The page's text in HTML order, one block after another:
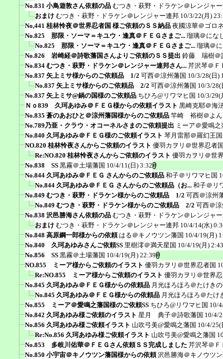
No.831 小鳥遊敦さん依頼の品 むつき・萩野・ドラケン＠レンジャ
おまけ むつき・萩野・ドラケン＠レンジャー連邦 10/3/22(月)
No,441 桂林怜夜＠世界忍者国 様ご依頼のＳＳ納品 夜國涼華＠ゴロ
No.825 那限・ソーマ＝キユウ・逢真＠ＦＥＧさまご... 瑠璃＠にな
No.825 那限・ソーマ＝キユウ・逢真＠ＦＥＧさまご... 瑠璃＠
No.826 岩崎経＠詩歌藩国さんよりご依頼のＳＳ提出 鈴藤 瑞樹＠
No.834 むつき・萩野・ドラケン＠レンジャー連邦さん... 芹沢琴＠Ｆ
No.837 矢上ミサ様からのご依頼品 1/2 可西＠涼州藩国 10/3/28(日)
No.837 矢上ミサ様からのご依頼品 2/2 可西＠涼州藩国 10/3/28(
No.837 矢上ミサ@鍋の国様のご依頼品 ちひろ@リワマヒ国 10/3/29(
Ｎｏ839 久珂あゆみ＠ＦＥＧ様からの依頼イラスト 黒崎克耶＠海
No.835 蒼のあおひと＠涼州藩国様からのご依頼品 竿崎 裕樹＠よん
No.789乃亜・クラウ・オコーネルさまのご依頼提出 ミーア＠愛鳴之
No.840 久珂あゆみ＠ＦＥＧ様のご依頼イラスト 琴月雷那＠羅幻王国
NO.820 桂林怜夜さんからご依頼のイラスト 優羽カヲリ＠世界忍者
Re:NO.820 桂林怜夜さんからご依頼のイラスト 優羽カヲリ＠世
No.838 SS 黒霧＠土場藩国 10/4/11(日) 3:32
No.844 久珂あゆみ＠ＦＥＧ さんからのご依頼品 和子＠リワマヒ国
No.844 久珂あゆみ＠ＦＥＧ さんからのご依頼品（お... 和子＠リ
No.849 むつき・萩野・ドラケン様からのご依頼品 1/2 可西＠涼州
No.849 むつき・萩野・ドラケン様からのご依頼品 2/2 可西＠
No.838 沢邑勝海さん依頼の品 むつき・萩野・ドラケン＠レンジャ
おまけ むつき・萩野・ドラケン＠レンジャー連邦 10/4/14(水)
No.848 高原鋼一郎様からの依頼 はる＠キノウツン藩国 10/4/19(月)
No.840 久珂あゆみさんご依頼SS 里樹澪＠満天星国 10/4/19(月) 2:43
No.856 SS 黒霧＠土場藩国 10/4/19(月) 22:39
NO.855 ミーア様からご依頼のイラスト 優羽カヲリ＠世界忍者国
Re:NO.855 ミーア様からご依頼のイラスト 優羽カヲリ＠世界
No.845 久珂あゆみ＠ＦＥＧ様からの依頼品 月光ほろほろ＠たけき
No.845 久珂あゆみ＠ＦＥＧ様からの依頼品 月光ほろほろ＠たけ
No.855 ミーア＠愛鳴之藩国様のご依頼SS ちひろ@リワマヒ国 10/
No.842 久珂あゆみ様ご依頼のイラスト 星月 典子＠詩歌藩国 10/4/
No.856 久珂あゆみ様ご依頼イラスト 山吹弓美@愛鳴之藩国 10/4/25(
Re:No.856 久珂あゆみ様ご依頼イラスト 山吹弓美@愛鳴之藩国
No.853 多岐川佑華＠ＦＥＧさん依頼ＳＳ完成しました 芹沢琴＠Ｆ
No.850 小宇宙＠キノウツン藩国様からの依頼 沢邑勝海＠キノウツ